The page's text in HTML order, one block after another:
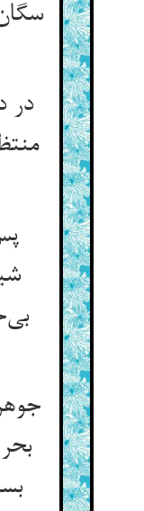
در
بسملان آن روز نحر